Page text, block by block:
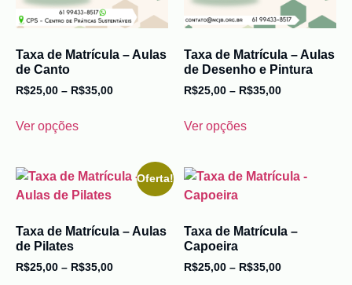
Taxa de Matrícula – Aulas
de Canto
R$25,00 – R$35,00
Ver opções
Taxa de Matrícula – Aulas
de Desenho e Pintura
R$25,00 – R$35,00
Ver opções
Oferta!
Taxa de Matrícula – Aulas
de Pilates
R$25,00 – R$35,00
Taxa de Matrícula –
Capoeira
R$25,00 – R$35,00